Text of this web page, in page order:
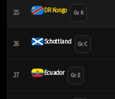
25 DR Kongo Gr. K
26 Schottland Gr. C
27 Ecuador Gr. E